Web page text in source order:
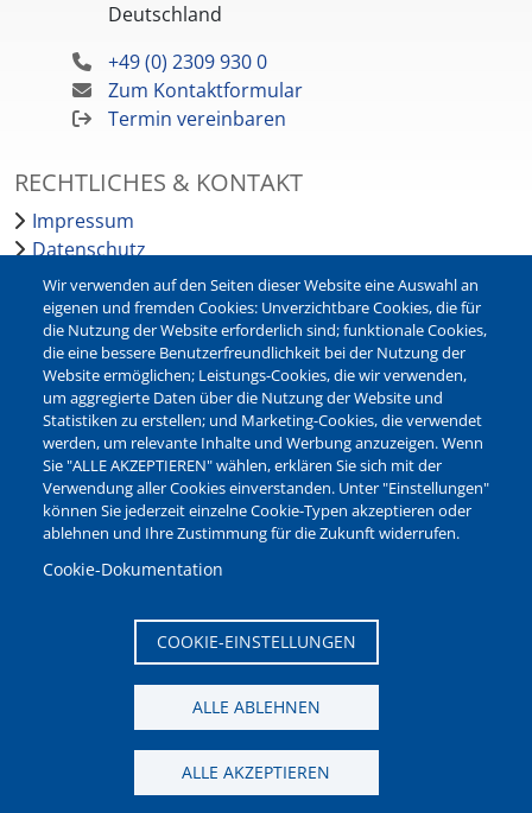
Deutschland
+49 (0) 2309 930 0
Zum Kontaktformular
Termin vereinbaren
RECHTLICHES & KONTAKT
Impressum
Datenschutz
Barrierefreiheit
Leichte Sprache
Bankverbindungen
Pressestelle
Kontakt
NEWSLETTER
Jetzt die verschiedenen Newsletter der Stadt Waltrop
abonnieren:
Newsletter verwalten
Wir verwenden auf den Seiten dieser Website eine Auswahl an
eigenen und fremden Cookies: Unverzichtbare Cookies, die für
die Nutzung der Website erforderlich sind; funktionale Cookies,
die eine bessere Benutzerfreundlichkeit bei der Nutzung der
Website ermöglichen; Leistungs-Cookies, die wir verwenden,
um aggregierte Daten über die Nutzung der Website und
Statistiken zu erstellen; und Marketing-Cookies, die verwendet
werden, um relevante Inhalte und Werbung anzuzeigen. Wenn
Sie "ALLE AKZEPTIEREN" wählen, erklären Sie sich mit der
Verwendung aller Cookies einverstanden. Unter "Einstellungen"
können Sie jederzeit einzelne Cookie-Typen akzeptieren oder
ablehnen und Ihre Zustimmung für die Zukunft widerrufen.
Cookie-Dokumentation
COOKIE-EINSTELLUNGEN
ALLE ABLEHNEN
ALLE AKZEPTIEREN